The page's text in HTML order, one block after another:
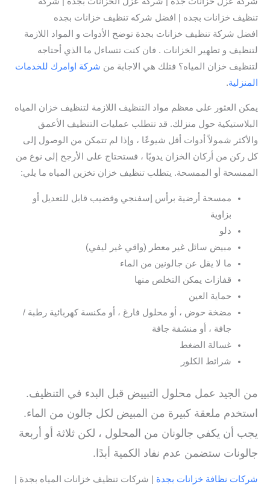
تنظيف خزانات بجده | افضل شركه تنظيف خزانات بجده
افضل شركة تنظيف خزانات بجدة توضح الأدوات و المواد اللازمة
لتنظيف و تطهير الخزانات . فان كنت تتساءل ما الذي أحتاجه
لتنظيف خزان المياه؟ فتلك هي الاجابة من شركة اوامرك للخدمات
المنزلية.
يمكن العثور على معظم مواد التنظيف اللازمة لتنظيف خزان المياه
البلاستيكية حول منزلك. قد تتطلب عمليات التنظيف الأعمق
والأكثر شمولاً أدوات أقل شيوعًا ، وإذا لم تتمكن من الوصول إلى
كل ركن من أركان الخزان يدويًا ، فستحتاج على الأرجح إلى نوع من
الممسحة أو الممسحة. يتطلب تنظيف خزان تخزين المياه ما يلي:
ممسحة أرضية برأس إسفنجي وقضيب قابل للتعديل أو
بزاوية
دلو
مبيض سائل غير معطر (واقي غير ليفي)
ما لا يقل عن جالونين من الماء
قفازات يمكن التخلص منها
حماية العين
مضخة حوض ، أو محلول فارغ ، أو مكنسة كهربائية رطبة /
جافة ، أو منشفة جافة
غسالة الضغط
شرائط الكلور
من الجيد عمل محلول التبييض قبل البدء في التنظيف.
استخدم ملعقة كبيرة من المبيض لكل جالون من الماء.
يجب أن يكفي جالونان من المحلول ، لكن ثلاثة أو أربعة
جالونات ستضمن عدم نفاد الكمية أبدًا.
شركات نظافة خزانات بجدة | شركات تنظيف خزانات المياه بجدة |